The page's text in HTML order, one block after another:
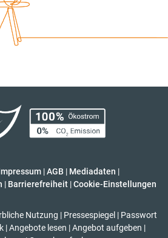
|AGB | Mediadaten |
| Barrierefreiheit | Cookie-Einstellungen
Nutzung | Pressespiegel | Passwort
| Angebote lesen | Angebot aufgeben |